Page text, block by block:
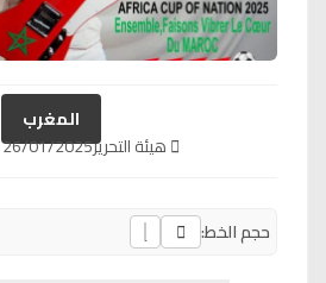
المغرب
هيئة التحرير26/01/2025 - 12h00
حجم الخط: